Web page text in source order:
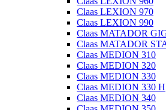
Claas LEXION 970
Claas LEXION 990
Claas MATADOR
Claas MATADOR
Claas MEDION 310
Claas MEDION 320
Claas MEDION 330
Claas MEDION 330 H
Claas MEDION 340